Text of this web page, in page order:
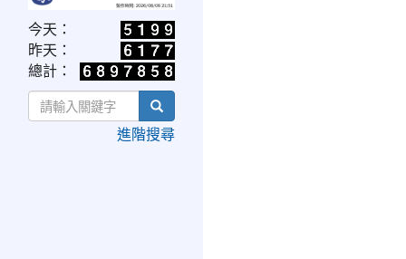
link
to
https://www.cwa.gov.tw/V8/C/W/OBS_UVI.html
今天：
昨天：
總計：
search
進階搜尋